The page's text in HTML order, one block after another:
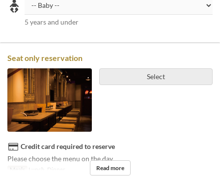
5 years and under
Seat only reservation
Select
Credit card required to reserve
Please choose the menu on the day.
Meals Lunch, Dinner Read more